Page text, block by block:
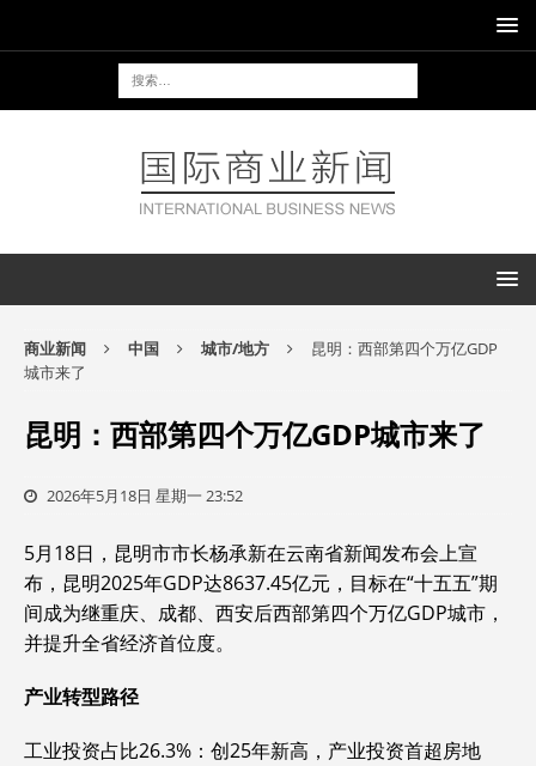
商业新闻 中国 城市/地方
昆明：西部第四个万亿GDP
城市来了
昆明：西部第四个万亿GDP城市来了
2026年5月18日 星期一 23:52
5月18日，昆明市市长杨承新在云南省新闻发布会上宣
布，昆明2025年GDP达8637.45亿元，目标在“十五五”期
间成为继重庆、成都、西安后西部第四个万亿GDP城市，
并提升全省经济首位度。‌‌
产业转型路径
‌工业投资占比26.3%‌：创25年新高，产业投资首超房地